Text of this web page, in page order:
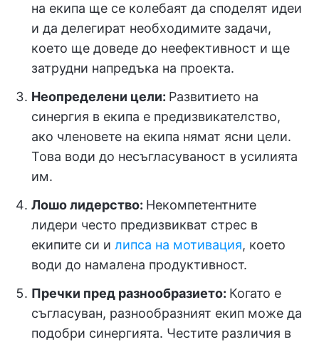
на екипа ще се колебаят да споделят идеи
и да делегират необходимите задачи,
което ще доведе до неефективност и ще
затрудни напредъка на проекта.
Неопределени цели: Развитието на
синергия в екипа е предизвикателство,
ако членовете на екипа нямат ясни цели.
Това води до несъгласуваност в усилията
им.
Лошо лидерство: Некомпетентните
лидери често предизвикват стрес в
екипите си и липса на мотивация, което
води до намалена продуктивност.
Пречки пред разнообразието: Когато е
съгласуван, разнообразният екип може да
подобри синергията. Честите различия в